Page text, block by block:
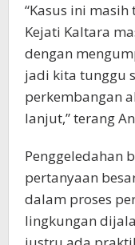
“Kasus ini
Kejati Kaltara
dengan
jadi kita tunggu
perkembangan
lanjut,” terang
Penggeledahan
pertanyaan
dalam proses
lingkungan